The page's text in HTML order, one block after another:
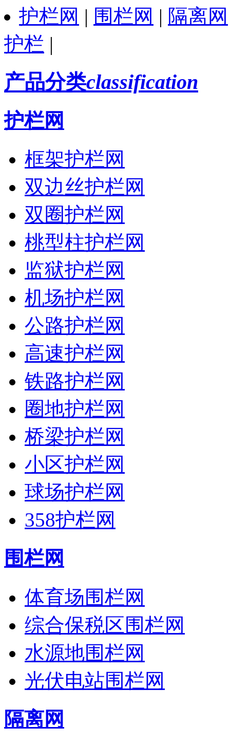
护栏网 | 围栏网 | 隔离网
护栏 |
产品分类classification
护栏网
框架护栏网
双边丝护栏网
双圈护栏网
桃型柱护栏网
监狱护栏网
机场护栏网
公路护栏网
高速护栏网
铁路护栏网
圈地护栏网
桥梁护栏网
小区护栏网
球场护栏网
358护栏网
围栏网
体育场围栏网
综合保税区围栏网
水源地围栏网
光伏电站围栏网
隔离网